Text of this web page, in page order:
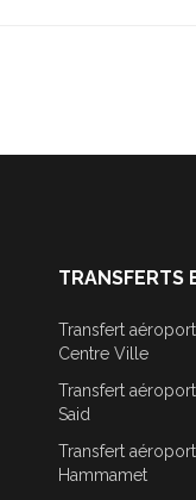
TRANSFERTS
Transfert
Centre Ville
Transfert
Said
Transfert
Hammamet